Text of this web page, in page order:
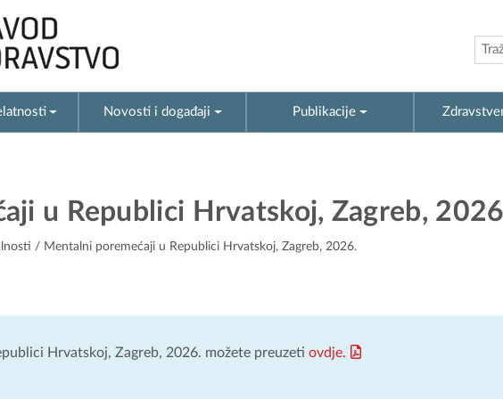
Novosti i događaji Publikacije
u Republici Hrvatskoj, Zagreb,
/ Mentalni poremećaji u Republici Hrvatskoj, Zagreb, 2026.
Hrvatskoj, Zagreb, 2026. možete preuzeti ovdje.